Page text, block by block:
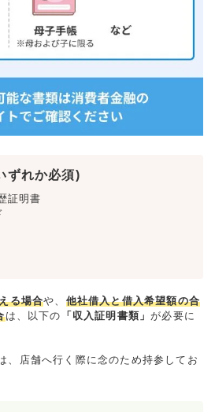
ずれか必須)
証明書
る場合や、 他社借入と借入希望額の合
は、以下の 「収入証明書類」が必要に
、店舗へ行く際に念のため持参してお